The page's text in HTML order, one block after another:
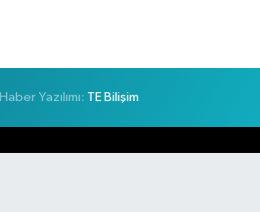
Haber Yazılımı: TE Bilişim